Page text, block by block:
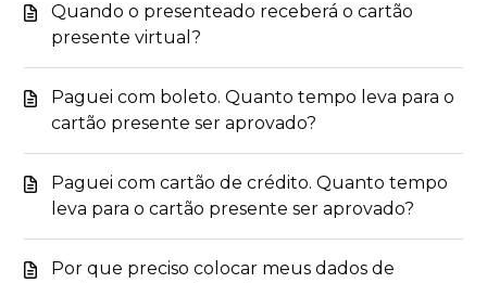
Quando o presenteado receberá o cartão
presente virtual?
Paguei com boleto. Quanto tempo leva para o
cartão presente ser aprovado?
Paguei com cartão de crédito. Quanto tempo
leva para o cartão presente ser aprovado?
Por que preciso colocar meus dados de